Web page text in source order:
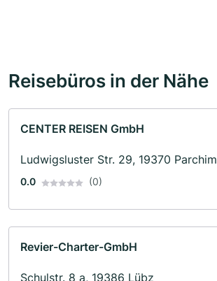
Reisebüros in der Nähe
CENTER REISEN GmbH
Ludwigsluster Str. 29, 19370 Parchim
0.0 (0)
Revier-Charter-GmbH
Schulstr. 8 a, 19386 Lübz